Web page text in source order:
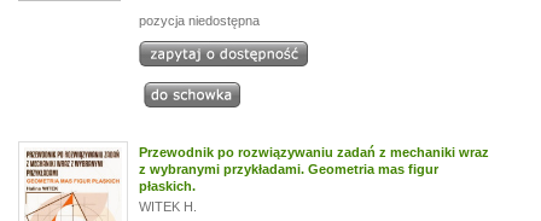
pozycja niedostępna
Przewodnik po rozwiązywaniu zadań z mechaniki wraz
z wybranymi przykładami. Geometria mas figur
płaskich.
WITEK H.